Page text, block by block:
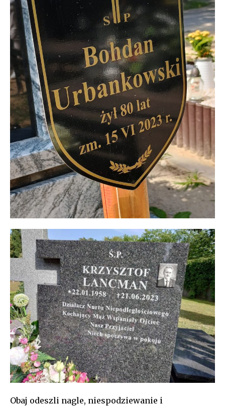
Obaj odeszli nagle, niespodziewanie i